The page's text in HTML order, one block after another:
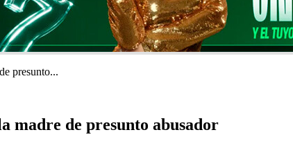
presunto...
madre de presunto abusador